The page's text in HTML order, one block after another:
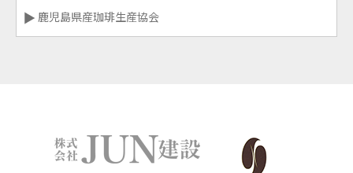
鹿児島県産珈琲生産協会